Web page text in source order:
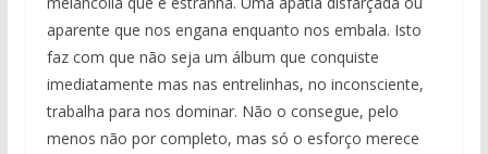
aparente que nos engana enquanto nos embala. Isto
faz com que não seja um álbum que conquiste
imediatamente mas nas entrelinhas, no inconsciente,
trabalha para nos dominar. Não o consegue, pelo
menos não por completo, mas só o esforço merece